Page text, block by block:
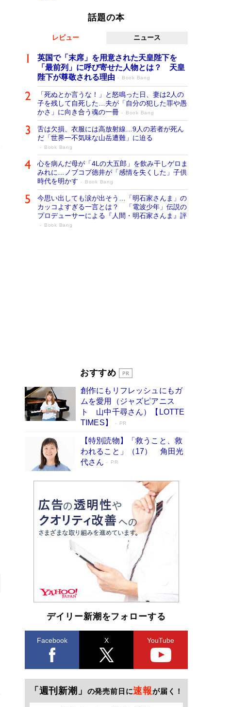
話題の本
レビュー ニュース
英国で「末席」を用意された天皇陛下を
「最前列」に呼び寄せた人物とは？ 天皇
陛下が尊敬される理由
Book Bang
「死ぬとか言うな！」と怒鳴った日、妻は2人の
子を残して自死した…夫が「自分の犯した罪や愚
かさ」に向き合う魂の一冊
Book Bang
舌は欠損、衣服には高放射線…9人の若者が死ん
だ「世界一不気味な山岳遭難」に迫る
Book Bang
心を病んだ母が「4Lの大五郎」を飲み干しゲロま
みれに…ノブコブ徳井が「感情を失くした」子供
時代を明かす
Book Bang
今思い出しても涙が出そう…「明石家さんま」の
カッコよすぎる一言とは？ 「電波少年」伝説の
プロデューサーによる『人間・明石家さんま』評
Book Bang
開発への関心を押し上げた18年の物語に幕 特装
Book Bang
「不意に涙が出そうに…」高嶋政伸が明かし
た“13歳の娘を暴行する役”への葛藤 インティマ
シーコーディネーターに支えられたNHK『大奥』
おすすめ
創作にもリフレッシュにもガ
ムを愛用（ジャズピアニス
ト 山中千尋さん）【LOTTE
TIMES】
PR
【特別読物】「救うこと、救
われること」（17） 角田光
代さん
PR
デイリー新潮をフォローする
Facebook X YouTube
「週刊新潮」 の発売前日に速報が届く！